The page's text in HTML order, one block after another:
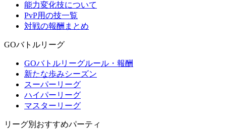
能力変化技について
PvP用の技一覧
対戦の報酬まとめ
GOバトルリーグ
GOバトルリーグルール・報酬
新たな歩みシーズン
スーパーリーグ
ハイパーリーグ
マスターリーグ
リーグ別おすすめパーティ